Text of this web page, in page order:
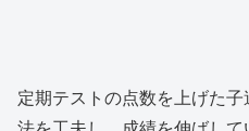
定期テストの点数を上げた